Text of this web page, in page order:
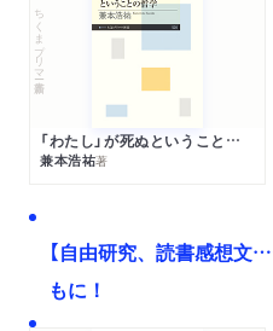
ちくまプリマー新書
「わたし」が死ぬということの哲学
兼本浩祐著
【自由研究、読書感想文
もに！